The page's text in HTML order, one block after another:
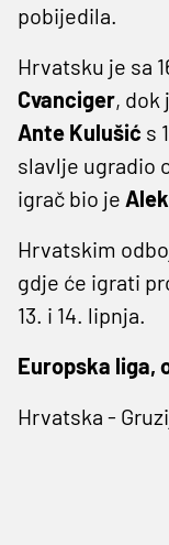
pobijedila.
Hrvatsku je sa
Cvanciger, dok
Ante Kulušić s
slavlje ugradio
igrač bio je
Hrvatskim
gdje će igrati
13. i 14. lipnja.
Europska liga,
Hrvatska -